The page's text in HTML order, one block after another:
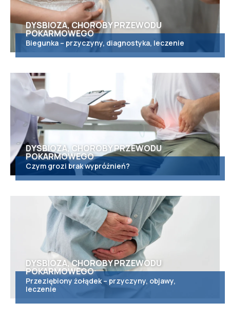
DYSBIOZA, CHOROBY PRZEWODU
POKARMOWEGO
Biegunka – przyczyny, diagnostyka, leczenie
DYSBIOZA, CHOROBY PRZEWODU
POKARMOWEGO
Czym grozi brak wypróżnień?
DYSBIOZA, CHOROBY PRZEWODU
POKARMOWEGO
Przeziębiony żołądek – przyczyny, objawy,
leczenie